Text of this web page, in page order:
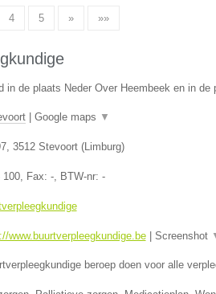
4 5 » »»
in de plaats Neder Over Heembeek en in
| Google maps ▼
, 3512 Stevoort(Limburg)
100, Fax: -, BTW-nr: -
www.buurtverpleegkundige.be| Screenshot
beroep doen voor alle